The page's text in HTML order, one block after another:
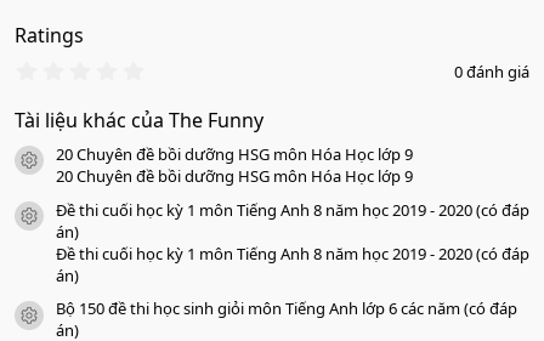
Ratings
0
0
s
a
o
0 đánh giá
Tài liệu khác của The Funny
icon tài liệu
20 Chuyên đề bồi dưỡng HSG môn Hóa Học lớp 9
20 Chuyên đề bồi dưỡng HSG môn Hóa Học lớp 9
icon tài liệu
Đề thi cuối học kỳ 1 môn Tiếng Anh 8 năm học 2019 - 2020 (có đáp
án)
Đề thi cuối học kỳ 1 môn Tiếng Anh 8 năm học 2019 - 2020 (có đáp
án)
icon tài liệu
Bộ 150 đề thi học sinh giỏi môn Tiếng Anh lớp 6 các năm (có đáp
án)